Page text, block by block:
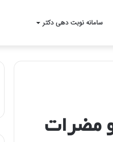
سامانه نوبت دهی دکتر
مضرات